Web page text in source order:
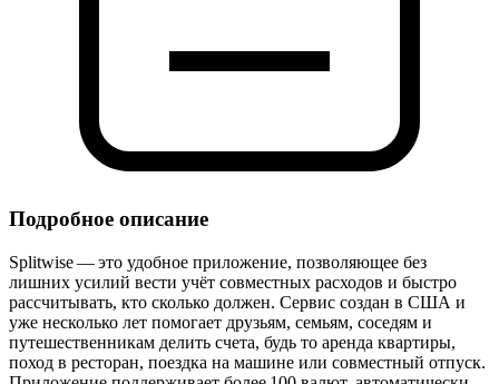
Подробное описание
Splitwise — это удобное приложение, позволяющее без
лишних усилий вести учёт совместных расходов и быстро
рассчитывать, кто сколько должен. Сервис создан в США и
уже несколько лет помогает друзьям, семьям, соседям и
путешественникам делить счета, будь то аренда квартиры,
поход в ресторан, поездка на машине или совместный отпуск.